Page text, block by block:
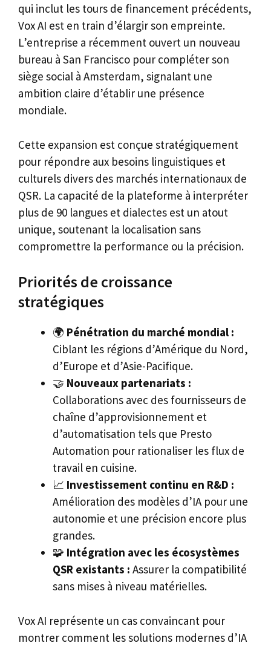
qui inclut les tours de financement précédents,
Vox AI est en train d’élargir son empreinte.
L’entreprise a récemment ouvert un nouveau
bureau à San Francisco pour compléter son
siège social à Amsterdam, signalant une
ambition claire d’établir une présence
mondiale.
Cette expansion est conçue stratégiquement
pour répondre aux besoins linguistiques et
culturels divers des marchés internationaux de
QSR. La capacité de la plateforme à interpréter
plus de 90 langues et dialectes est un atout
unique, soutenant la localisation sans
compromettre la performance ou la précision.
Priorités de croissance
stratégiques
🌍 Pénétration du marché mondial :
Ciblant les régions d’Amérique du Nord,
d’Europe et d’Asie-Pacifique.
🤝 Nouveaux partenariats :
Collaborations avec des fournisseurs de
chaîne d’approvisionnement et
d’automatisation tels que Presto
Automation pour rationaliser les flux de
travail en cuisine.
📈 Investissement continu en R&D :
Amélioration des modèles d’IA pour une
autonomie et une précision encore plus
grandes.
🧩 Intégration avec les écosystèmes
QSR existants : Assurer la compatibilité
sans mises à niveau matérielles.
Vox AI représente un cas convaincant pour
montrer comment les solutions modernes d’IA